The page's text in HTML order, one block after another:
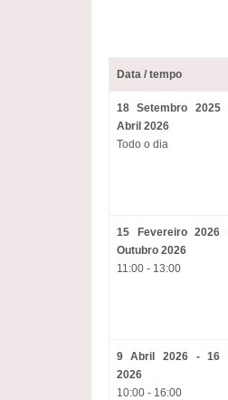
Data / tempo
18 Setembro
Abril 2026
Todo o dia
15 Fevereiro 2026
Outubro 2026
11:00 - 13:00
9 Abril 2026 - 16
2026
10:00 - 16:00